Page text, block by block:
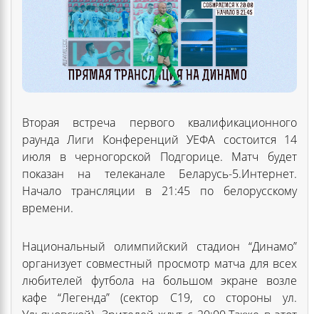
Вторая встреча первого квалификационного
раунда Лиги Конференций УЕФА состоится 14
июля в черногорской Подгорице. Матч будет
показан на телеканале Беларусь-5.Интернет.
Начало трансляции в 21:45 по белорусскому
времени.
Национальный олимпийский стадион “Динамо”
организует совместный просмотр матча для всех
любителей футбола на большом экране возле
кафе “Легенда” (сектор C19, со стороны ул.